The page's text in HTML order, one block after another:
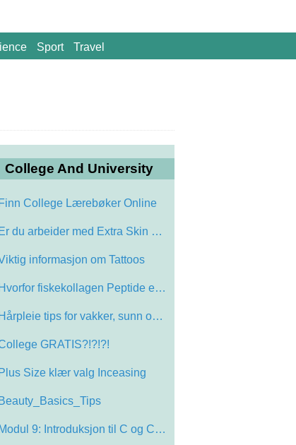
Sport Travel
College And University
Finn College Lærebøker Online
Er du arbeider med Extra Skin Siden mist…
informasjon om Tattoos
Hvorfor fiskekollagen Peptide er trygt å…
Hårpleie tips for vakker, sunn og skinn…
GRATIS?!?!?!
Plus Size klær valg Inceasing
Beauty_Basics_Tips
Modul 9: Introduksjon til C og C ++